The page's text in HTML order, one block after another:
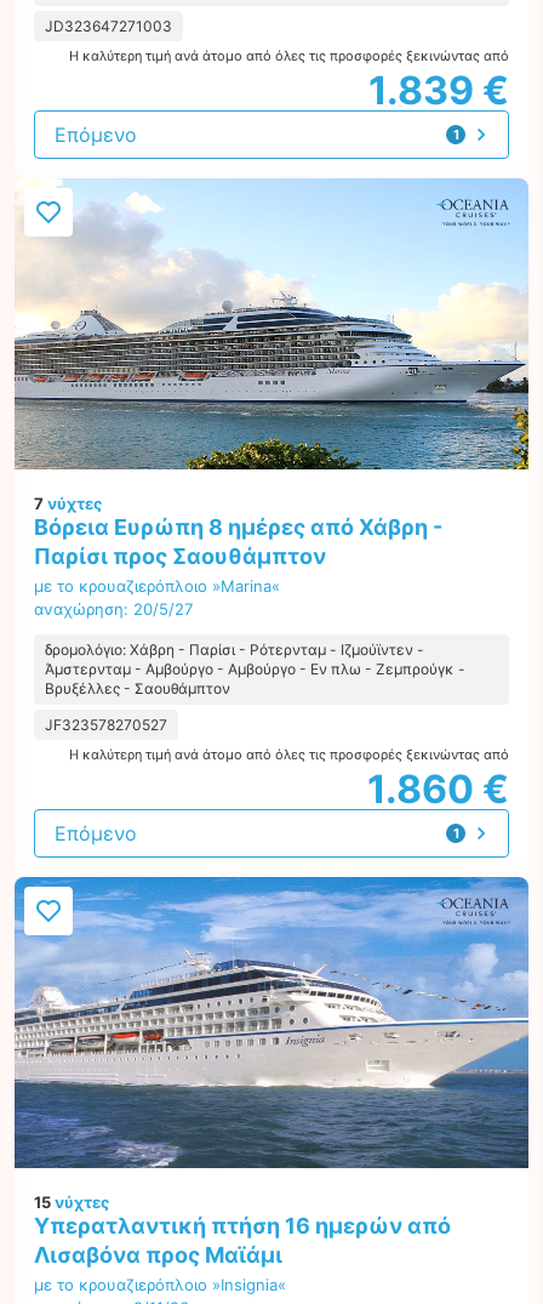
JD323647271003
Η καλύτερη τιμή ανά άτομο από όλες τις προσφορές ξεκινώντας από
1.839 €
1
προσφορά
Επόμενο
7νύχτες
Βόρεια Ευρώπη 8 ημέρες από Χάβρη -
Παρίσι προς Σαουθάμπτον
με το κρουαζιερόπλοιο »Marina«
αναχώρηση: 20/5/27
δρομολόγιο: Χάβρη - Παρίσι - Ρότερνταμ - Ιζμούϊντεν -
Άμστερνταμ - Αμβούργο - Αμβούργο - Εν πλω - Ζεμπρούγκ -
Βρυξέλλες - Σαουθάμπτον
JF323578270527
Η καλύτερη τιμή ανά άτομο από όλες τις προσφορές ξεκινώντας από
1.860 €
1
προσφορά
Επόμενο
15νύχτες
Υπερατλαντική πτήση 16 ημερών από
Λισαβόνα προς Μαϊάμι
με το κρουαζιερόπλοιο »Insignia«